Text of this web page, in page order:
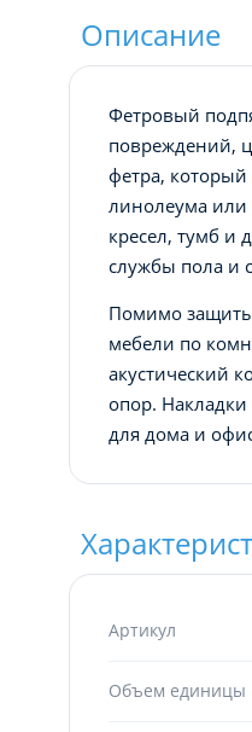
Описание
Фетровый
повреждений,
фетра, который
линолеума или
кресел, тумб и
службы пола и
Помимо
мебели по
акустический
опор.
для дома и
Артикул
Объем единицы